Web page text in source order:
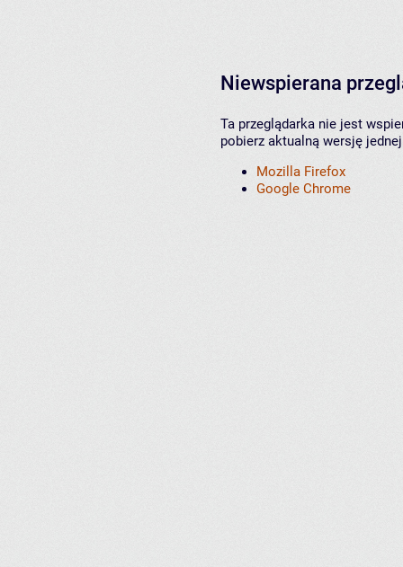
Niewspierana
Ta przeglądarka nie jest
pobierz aktualną wersję
Mozilla Firefox
Google Chrome